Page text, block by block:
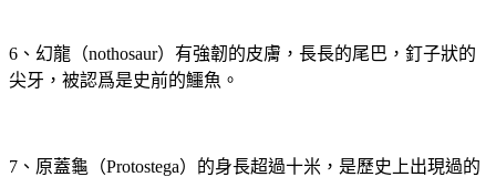
6、幻龍（nothosaur）有強韌的皮膚，長長的尾巴，釘子狀的
尖牙，被認爲是史前的鱷魚。
7、原蓋龜（Protostega）的身長超過十米，是歷史上出現過的